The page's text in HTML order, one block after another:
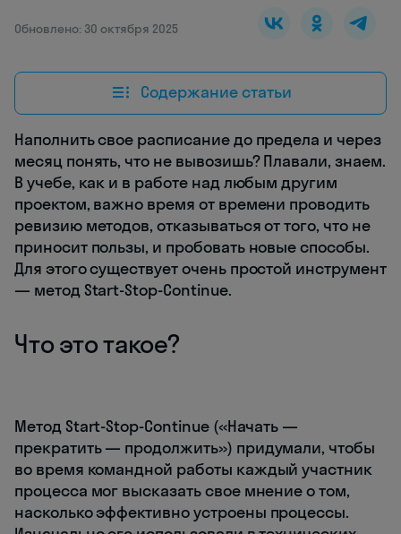
Обновлено: 30 октября 2025
Содержание статьи
Наполнить свое расписание до предела и через
месяц понять, что не вывозишь? Плавали, знаем.
В учебе, как и в работе над любым другим
проектом, важно время от времени проводить
ревизию методов, отказываться от того, что не
приносит пользы, и пробовать новые способы.
Для этого существует очень простой инструмент
― метод Start-Stop-Continue.
Что это такое?
Метод Start-Stop-Continue («Начать —
прекратить — продолжить») придумали, чтобы
во время командной работы каждый участник
процесса мог высказать свое мнение о том,
насколько эффективно устроены процессы.